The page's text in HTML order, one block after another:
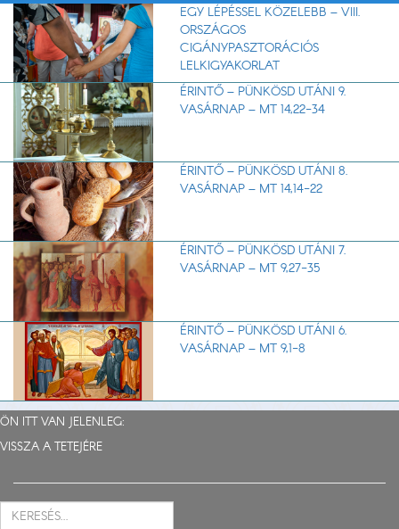
EGY LÉPÉSSEL KÖZELEBB – VIII.
ORSZÁGOS
CIGÁNYPASZTORÁCIÓS
LELKIGYAKORLAT
ÉRINTŐ – PÜNKÖSD UTÁNI 9.
VASÁRNAP – MT 14,22-34
ÉRINTŐ – PÜNKÖSD UTÁNI 8.
VASÁRNAP – MT 14,14-22
ÉRINTŐ – PÜNKÖSD UTÁNI 7.
VASÁRNAP – MT 9,27-35
ÉRINTŐ – PÜNKÖSD UTÁNI 6.
VASÁRNAP – MT 9,1-8
ÖN ITT VAN JELENLEG:
VISSZA A TETEJÉRE